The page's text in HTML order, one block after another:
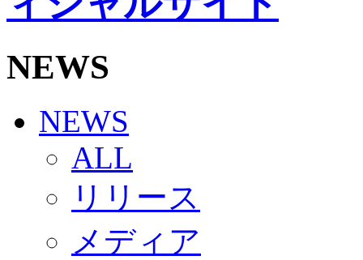
HOMEGAME
観戦ルール＆マナー
Jリーグ運営管理規定
写真・動画使用ガイドライン
SCHEDULE
2026/27
練習見学時のファンサービスについて
TICKET
奈良クラブ明治安田J3リーグ2026/27シーズン試
奈良クラブ明治安田Ｊ3リーグ 2026/27シーズン「
観戦ルール＆マナー
2026/27ファンコミュニティ
サポートショップ
NEWS
NEWS
ALL
リリース
メディア